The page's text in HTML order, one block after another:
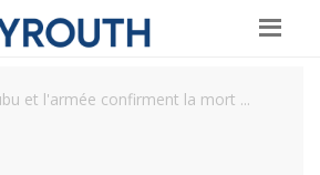
et l'armée confirment la mort ...